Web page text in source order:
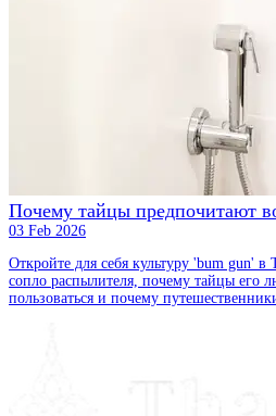
Почему тайцы предпочитают
03 Feb 2026
Откройте для себя культуру 'bum gun' в
сопло распылителя, почему тайцы его
пользоваться и почему